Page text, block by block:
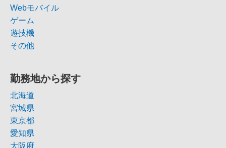
Webモバイル
ゲーム
遊技機
その他
勤務地から探す
北海道
宮城県
東京都
愛知県
大阪府